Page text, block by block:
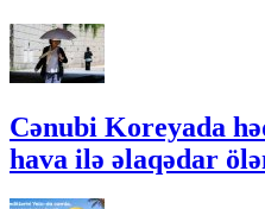
Cənubi Koreyada
hava ilə əlaqədar